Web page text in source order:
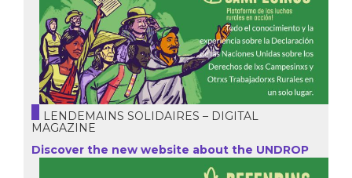
LENDEMAINS SOLIDAIRES – DIGITAL
MAGAZINE
Discover the new website about the UNDROP